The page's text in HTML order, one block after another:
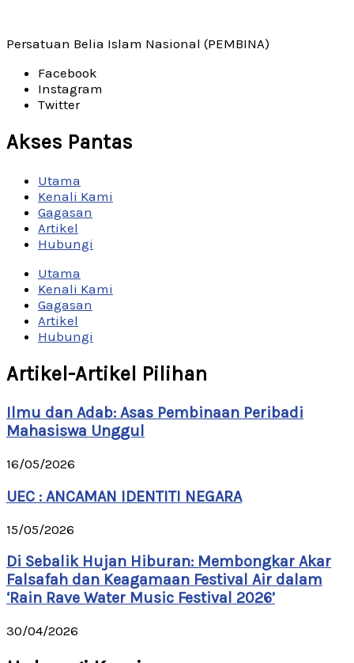
Persatuan Belia Islam Nasional (PEMBINA)
Facebook
Instagram
Twitter
Akses Pantas
Utama
Kenali Kami
Gagasan
Artikel
Hubungi
Utama
Kenali Kami
Gagasan
Artikel
Hubungi
Artikel-Artikel Pilihan
Ilmu dan Adab: Asas Pembinaan Peribadi
Mahasiswa Unggul
16/05/2026
UEC : ANCAMAN IDENTITI NEGARA
15/05/2026
Di Sebalik Hujan Hiburan: Membongkar Akar
Falsafah dan Keagamaan Festival Air dalam
‘Rain Rave Water Music Festival 2026’
30/04/2026